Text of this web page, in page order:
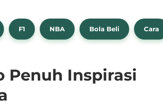
F1 NBA Bola Beli Cara
Penuh Inspirasi